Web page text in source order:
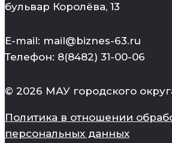
бульвар Королёва, 13
E-mail: mail@biznes-63.ru
Телефон: 8(8482) 31-00-06
© 2026 МАУ городского
Политика в отношении
персональных данных